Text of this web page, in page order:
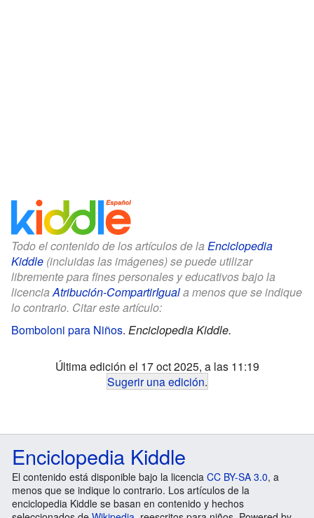
Todo el contenido de los artículos de la Enciclopedia
Kiddle (incluidas las imágenes) se puede utilizar
libremente para fines personales y educativos bajo la
licenciaAtribución-CompartirIguala menos que se indique
lo contrario. Citar este artículo:
Bomboloni para Niños. Enciclopedia Kiddle.
Última edición el 17 oct 2025, a las 11:19
Sugerir una edición.
Enciclopedia Kiddle
El contenido está disponible bajo la licencia CC BY-SA 3.0, a
menos que se indique lo contrario. Los artículos de la
enciclopedia Kiddle se basan en contenido y hechos